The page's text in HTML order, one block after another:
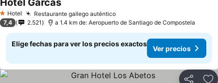
1 Estrellas
Hotel Restaurante gallego auténtico
Hotel Garcas
7,4 2.521 a 1.4 km de: Aeropuerto de Santiago de Compostela
Elige fechas para ver los precios exactos
Ver precios